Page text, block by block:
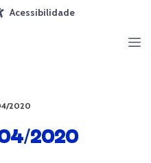
Acessibilidade
2020
04/2020